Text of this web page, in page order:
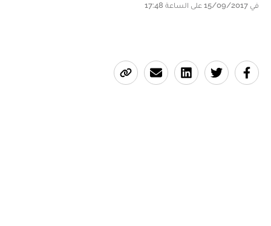
في 15/09/2017 على الساعة 17:48